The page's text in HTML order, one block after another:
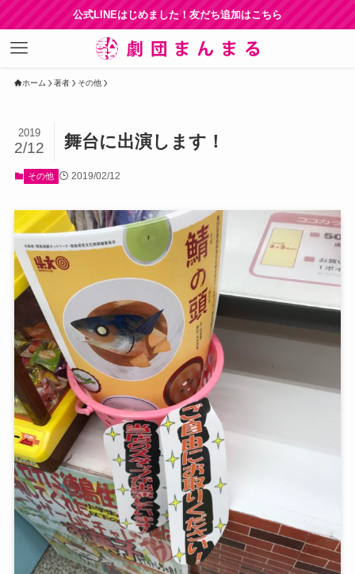
公式LINEはじめました！友だち追加はこちら
ホーム 著者 その他
舞台に出演します！
2019
2/12
その他 2019/02/12